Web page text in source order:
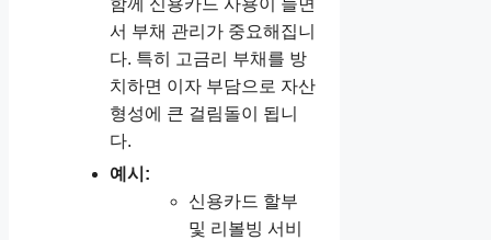
함께 신용카드 사용이 늘면
서 부채 관리가 중요해집니
다. 특히 고금리 부채를 방
치하면 이자 부담으로 자산
형성에 큰 걸림돌이 됩니
다.
예시:
신용카드 할부
및 리볼빙 서비